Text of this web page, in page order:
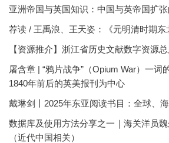
亚洲帝国与英国知识：中国与英帝国扩
荐读 / 王禹浪、王天姿：《元明清时期东
【资源推介】浙江省历史文献数字资源
屠含章 | “鸦片战争”（Opium War）一
1840年前后的英美报刊为中心
戴琳剑丨2025年东亚阅读书目：全球、
数据库及使用方法分享之一｜海关洋员
（近代中国相关）